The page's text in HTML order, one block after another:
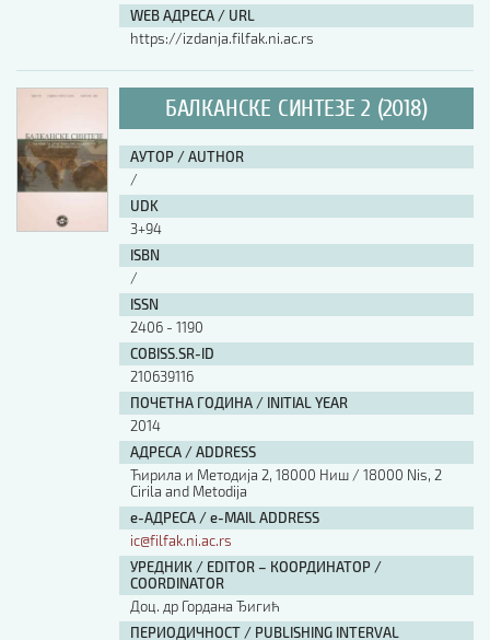
WEB АДРЕСА / URL
https://izdanja.filfak.ni.ac.rs
БАЛКАНСКЕ СИНТЕЗЕ 2 (2018)
АУТОР / AUTHOR
/
UDK
3+94
ISBN
/
ISSN
2406 - 1190
COBISS.SR-ID
210639116
ПОЧЕТНА ГОДИНА / INITIAL YEAR
2014
АДРЕСА / ADDRESS
Ћирила и Методија 2, 18000 Ниш / 18000 Nis, 2
Cirila and Metodija
е-АДРЕСА / e-MAIL ADDRESS
ic@filfak.ni.ac.rs
УРЕДНИК / EDITOR – КООРДИНАТОР /
COORDINATOR
Доц. др Гордана Ђигић
ПЕРИОДИЧНОСТ / PUBLISHING INTERVAL